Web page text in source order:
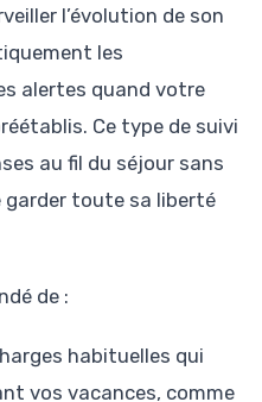
l’évolution de son
les
alertes quand votre
Ce type de suivi
au fil du séjour sans
toute sa liberté
de :
habituelles qui
vos vacances, comme